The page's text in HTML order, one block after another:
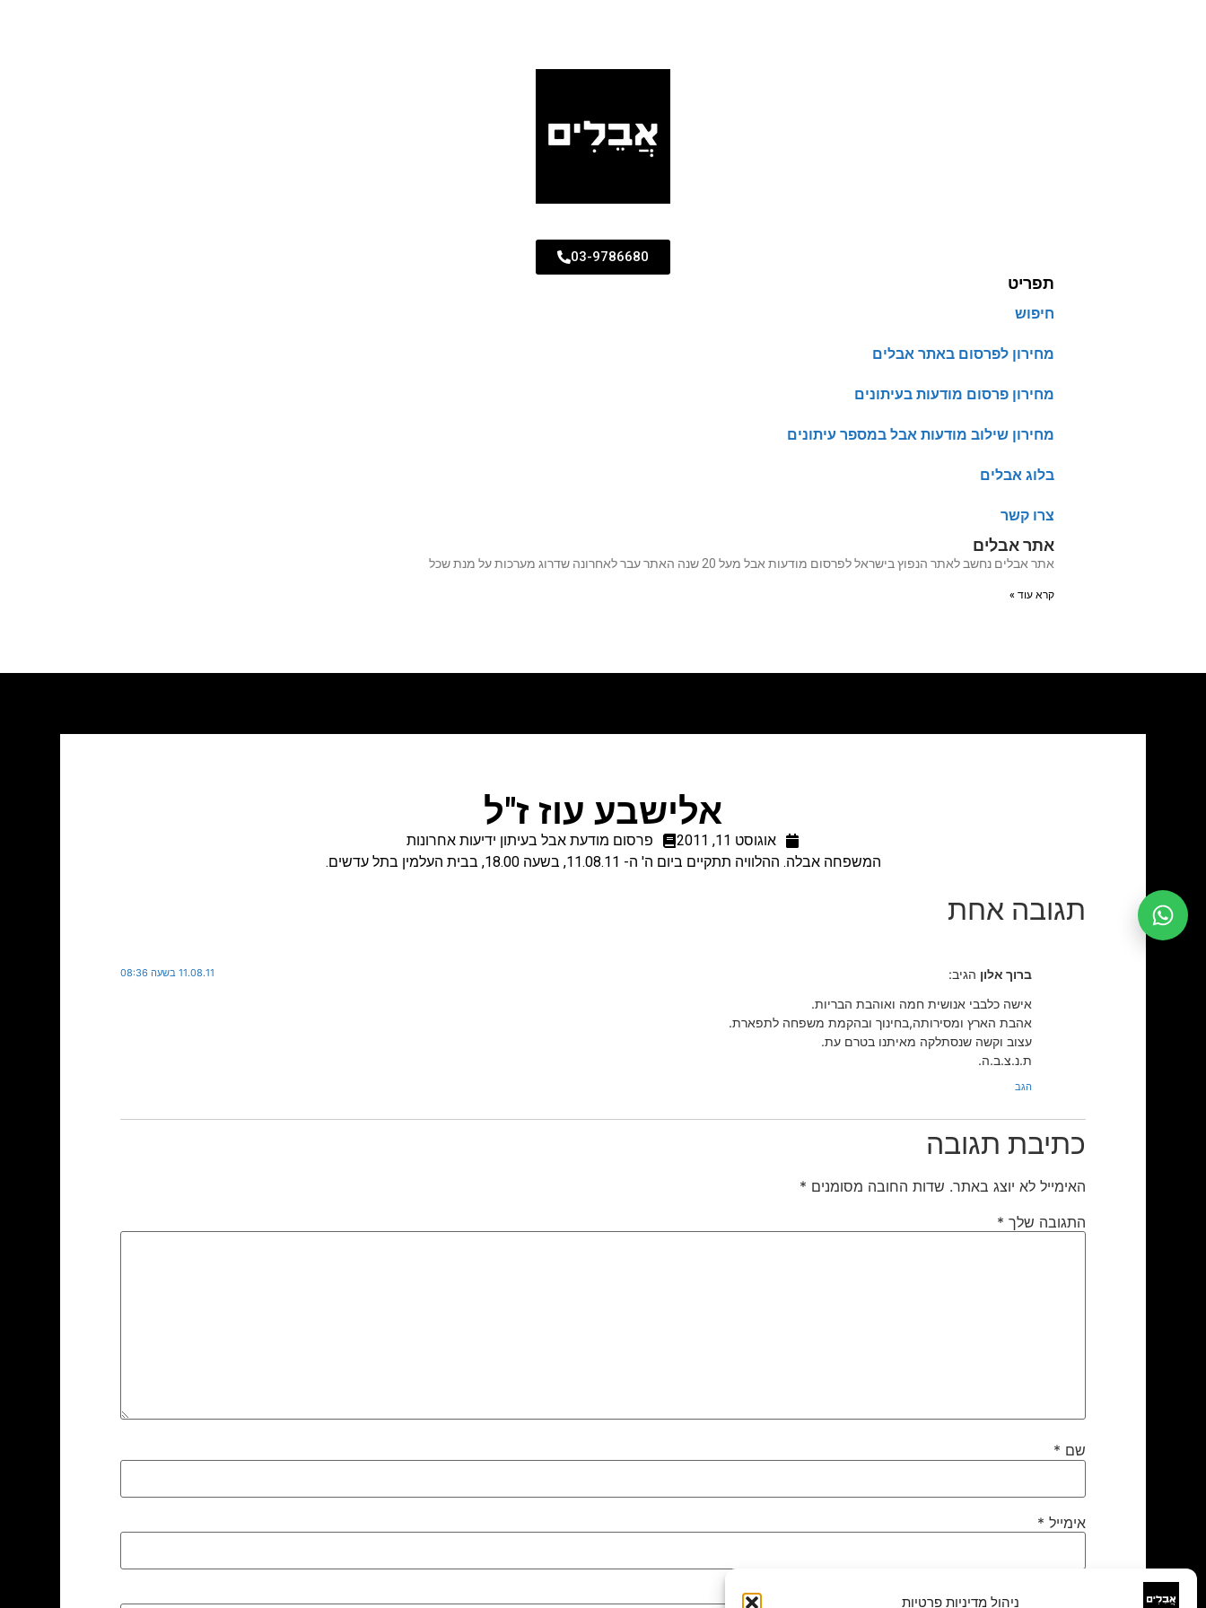
ניהול מדיניות פרטיות
03-9786680
תפריט
חיפוש
מחירון לפרסום באתר אבלים
מחירון פרסום מודעות בעיתונים
מחירון שילוב מודעות אבל במספר עיתונים
בלוג אבלים
צרו קשר
אתר אבלים
אתר אבלים נחשב לאתר הנפוץ בישראל לפרסום מודעות אבל מעל 20 שנה האתר עבר לאחרונה שדרוג מערכות על מנת שכל
קרא עוד »
אלישבע עוז ז"ל
אוגוסט 11, 2011
פרסום מודעת אבל בעיתון ידיעות אחרונות
המשפחה אבלה. ההלוויה תתקיים ביום ה' ה- 11.08.11, בשעה 18.00, בבית העלמין בתל עדשים.
תגובה אחת
ברוך אלון הגיב: 11.08.11 בשעה 08:36
אישה כלבבי אנושית חמה ואוהבת הבריות.
אהבת הארץ ומסירותה,בחינוך ובהקמת משפחה לתפארת.
עצוב וקשה שנסתלקה מאיתנו בטרם עת.
ת.נ.צ.ב.ה.
הגב
כתיבת תגובה
האימייל לא יוצג באתר. שדות החובה מסומנים *
התגובה שלך *
שם *
אימייל *